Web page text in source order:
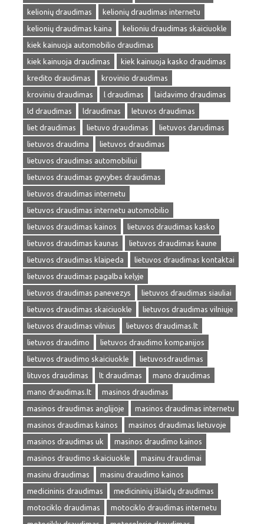
kelionių draudimas
kelionių draudimas internetu
kelionių draudimas kaina
kelioniu draudimas skaiciuokle
kiek kainuoja automobilio draudimas
kiek kainuoja draudimas
kiek kainuoja kasko draudimas
kredito draudimas
krovinio draudimas
kroviniu draudimas
l draudimas
laidavimo draudimas
ld draudimas
ldraudimas
letuvos draudimas
liet draudimas
lietuvo draudimas
lietuvos darudimas
lietuvos draudima
lietuvos draudimas
lietuvos draudimas automobiliui
lietuvos draudimas gyvybes draudimas
lietuvos draudimas internetu
lietuvos draudimas internetu automobilio
lietuvos draudimas kainos
lietuvos draudimas kasko
lietuvos draudimas kaunas
lietuvos draudimas kaune
lietuvos draudimas klaipeda
lietuvos draudimas kontaktai
lietuvos draudimas pagalba kelyje
lietuvos draudimas panevezys
lietuvos draudimas siauliai
lietuvos draudimas skaiciuokle
lietuvos draudimas vilniuje
lietuvos draudimas vilnius
lietuvos draudimas.lt
lietuvos draudimo
lietuvos draudimo kompanijos
lietuvos draudimo skaiciuokle
lietuvosdraudimas
lituvos draudimas
lt draudimas
mano draudimas
mano draudimas.lt
masinos draudimas
masinos draudimas anglijoje
masinos draudimas internetu
masinos draudimas kainos
masinos draudimas lietuvoje
masinos draudimas uk
masinos draudimo kainos
masinos draudimo skaiciuokle
masinu draudimai
masinu draudimas
masinu draudimo kainos
medicininis draudimas
medicininių išlaidų draudimas
motociklo draudimas
motociklo draudimas internetu